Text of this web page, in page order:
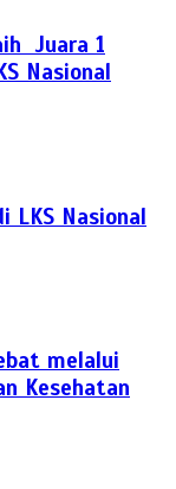
Juara 1
Nasional
LKS Nasional
melalui
Kesehatan